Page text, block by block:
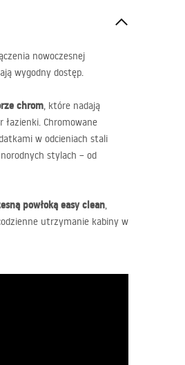
nowoczesnej
wygodny dostęp.
chrom, które nadają
łazienki. Chromowane
w odcieniach stali
stylach – od
powłoką easy clean,
utrzymanie kabiny w